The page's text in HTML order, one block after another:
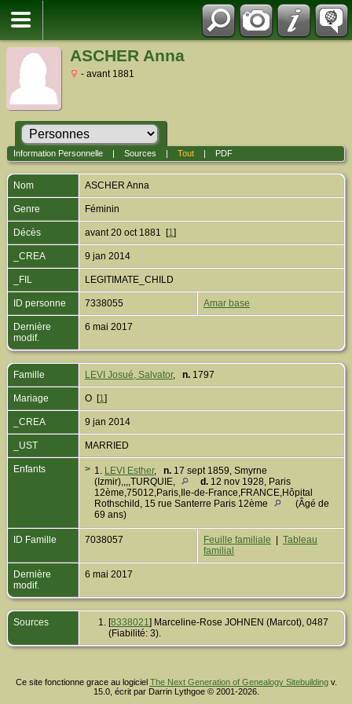
ASCHER Anna
- avant 1881
Information Personnelle| Sources Tout| PDF
Nom ASCHER Anna
Genre Féminin
Décès avant 20 oct 1881 [1]
_CREA 9 jan 2014
_FIL LEGITIMATE_CHILD
ID personne 7338055 Amar base
Dernière
modif.
6 mai 2017
Famille LEVI Josué, Salvator, n. 1797
Mariage O [1]
_CREA 9 jan 2014
_UST MARRIED
Enfants > 1. LEVI Esther, n. 17 sept 1859, Smyrne
(Izmir),,,,TURQUIE,
d. 12 nov 1928, Paris
12ème,75012,Paris,Ile-de-France,FRANCE,Hôpital
Rothschild, 15 rue Santerre Paris 12ème
(Âgé de
69 ans)
ID Famille 7038057 Feuille familiale
Tableau
familial
Dernière
modif.
6 mai 2017
Sources [8338021] Marceline-Rose JOHNEN (Marcot), 0487
(Fiabilité: 3).
Ce site fonctionne grace au logiciel The Next Generation of Genealogy Sitebuildingv.
15.0, écrit par Darrin Lythgoe © 2001-2026.